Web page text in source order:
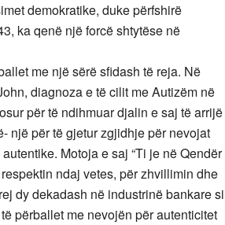
demokratike, duke përfshirë
ka qenë një forcë shtytëse në
me një sërë sfidash të reja. Në
diagnoza e të cilit me Autizëm në
për të ndihmuar djalin e saj të arrijë
një për të gjetur zgjidhje për nevojat
Motoja e saj “Ti je në Qendër
ndaj vetes, për zhvillimin dhe
dy dekadash në industrinë bankare si
përballet me nevojën për autenticitet